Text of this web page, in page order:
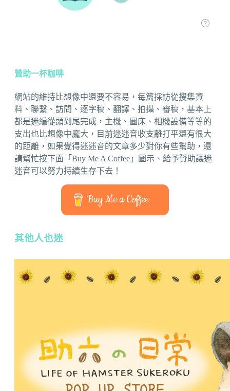
贊助一杯咖啡
網站的維持比想像中還要不容易，每篇採訪從搜集資
料、聯繫、訪問、逐字稿、翻譯、拍攝、審稿，基本上
都是迷編從頭到尾完成，主機、圖床、相機設備等等的
支出也比想像中龐大，目前迷迷音收支離打平還有很大
的距離，如果覺得迷迷音的文章多少對你有些幫助，還
請幫忙按下面「Buy Me A Coffee」圖示、給予贊助讓迷
迷音可以努力持續生存下去！
Buy Me a Coffee
其他人也迷